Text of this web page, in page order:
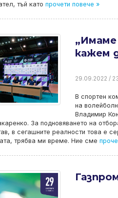
тъй като прочети повече »
кажем
29.09.2022 /
В спортен
на
Владимир
За подновяването на
в сегашните реалности това е
трябва ми време. Ние сме